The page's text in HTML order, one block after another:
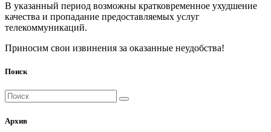
В указанный период возможны кратковременное ухудшение
качества и пропадание предоставляемых услуг
телекоммуникаций.
Приносим свои извинения за оказанные неудобства!
Поиск
Архив